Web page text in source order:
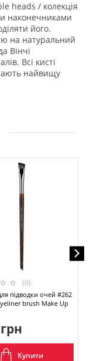
heads / колекція
наконечниками
його.
на натуральний
Вінчі
Всі кисті
найвищу
(0)
підводки очей #262
brush Make Up
Купити